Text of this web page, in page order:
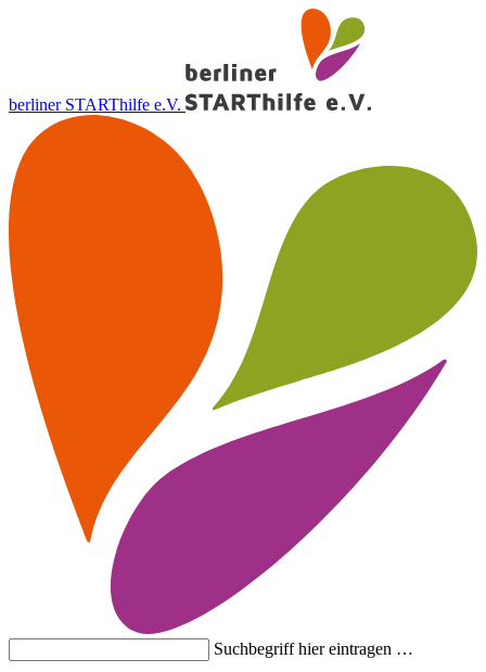
berliner STARThilfe e.V.
Suchbegriff hier eintragen …